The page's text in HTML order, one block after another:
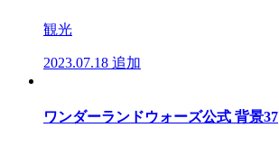
観光
2023.07.18 追加
ワンダーランドウォーズ公式 背景37